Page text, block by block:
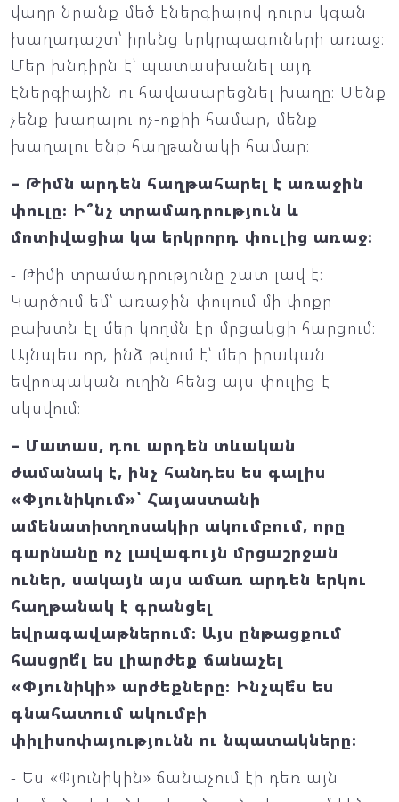
վաղը նրանք մեծ էներգիայով դուրս կգան
խաղադաշտ՝ իրենց երկրպագուների առաջ։
Մեր խնդիրն է՝ պատասխանել այդ
էներգիային ու հավասարեցնել խաղը։ Մենք
չենք խաղալու ոչ-ոքիի համար, մենք
խաղալու ենք հաղթանակի համար։
– Թիմն արդեն հաղթահարել է առաջին
փուլը։ Ի՞նչ տրամադրություն և
մոտիվացիա կա երկրորդ փուլից առաջ։
- Թիմի տրամադրությունը շատ լավ է։
Կարծում եմ՝ առաջին փուլում մի փոքր
բախտն էլ մեր կողմն էր մրցակցի հարցում։
Այնպես որ, ինձ թվում է՝ մեր իրական
եվրոպական ուղին հենց այս փուլից է
սկսվում։
– Մատաս, դու արդեն տևական
ժամանակ է, ինչ հանդես ես գալիս
«Փյունիկում»՝ Հայաստանի
ամենատիտղոսակիր ակումբում, որը
գարնանը ոչ լավագույն մրցաշրջան
ուներ, սակայն այս ամառ արդեն երկու
հաղթանակ է գրանցել
եվրագավաթներում։ Այս ընթացքում
հասցրե՞լ ես լիարժեք ճանաչել
«Փյունիկի» արժեքները։ Ինչպե՞ս ես
գնահատում ակումբի
փիլիսոփայությունն ու նպատակները։
- Ես «Փյունիկին» ճանաչում էի դեռ այն